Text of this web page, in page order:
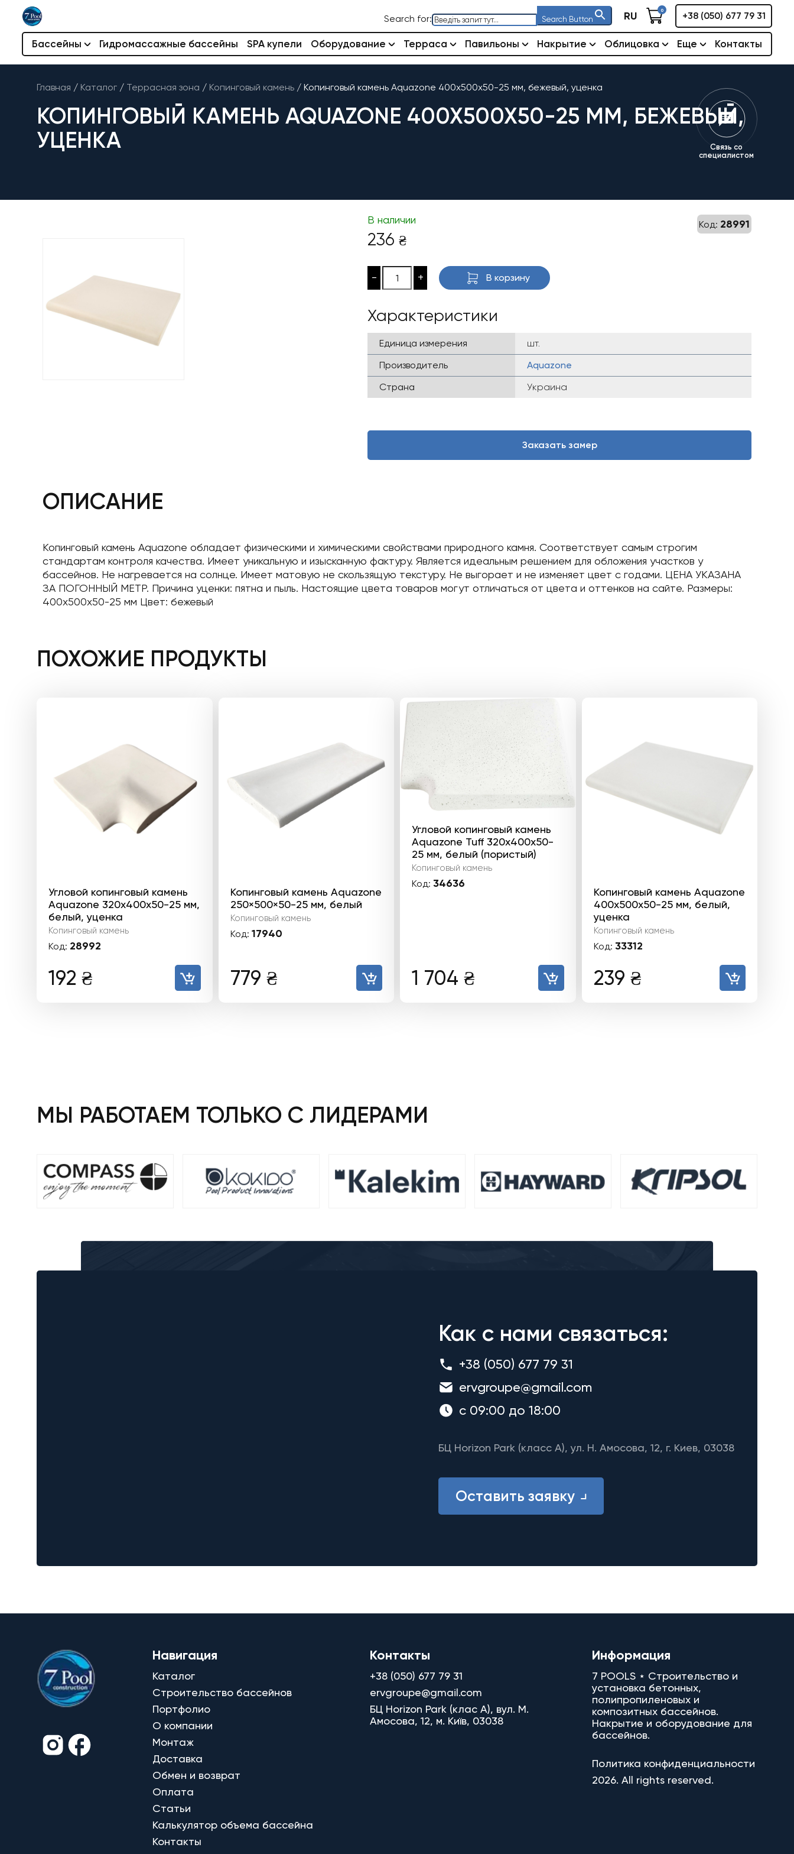
Search for: Search Button RU 0
+38 (050) 677 79 31
Бассейны Гидромассажные бассейны SPA купели Оборудование Терраса Павильоны Накрытие Облицовка Еще Контакты
Главная / Каталог / Террасная зона / Копинговый камень / Копинговый камень Aquazone 400x500x50-25 мм, бежевый, уценка
КОПИНГОВЫЙ КАМЕНЬ AQUAZONE 400X500X50-25 ММ, БЕЖЕВЫЙ,
УЦЕНКА
Связь со
специалистом
Код: 28991
В наличии
236 ₴
- + В корзину
Характеристики
Единица измерения
шт.
Производитель
Aquazone
Страна
Украина
Заказать замер
ОПИСАНИЕ
Копинговый камень Aquazone обладает физическими и химическими свойствами природного камня. Соответствует самым строгим
стандартам контроля качества. Имеет уникальную и изысканную фактуру. Является идеальным решением для обложения участков у
бассейнов. Не нагревается на солнце. Имеет матовую не скользящую текстуру. Не выгорает и не изменяет цвет с годами. ЦЕНА УКАЗАНА
ЗА ПОГОННЫЙ МЕТР. Причина уценки: пятна и пыль. Настоящие цвета товаров могут отличаться от цвета и оттенков на сайте. Размеры:
400x500x50-25 мм Цвет: бежевый
ПОХОЖИЕ ПРОДУКТЫ
Угловой копинговый камень
Aquazone 320x400x50-25 мм,
белый, уценка
Копинговый камень
Код: 28992
192 ₴
Копинговый камень Aquazone
250×500×50-25 мм, белый
Копинговый камень
Код: 17940
779 ₴
Угловой копинговый камень
Aquazone Tuff 320x400x50-
25 мм, белый (пористый)
Копинговый камень
Код: 34636
1 704 ₴
Копинговый камень Aquazone
400x500x50-25 мм, белый,
уценка
Копинговый камень
Код: 33312
239 ₴
МЫ РАБОТАЕМ ТОЛЬКО С ЛИДЕРАМИ
Как с нами связаться:
+38 (050) 677 79 31
ervgroupe@gmail.com
с 09:00 до 18:00
БЦ Horizon Park (класс A), ул. Н. Амосова, 12, г. Киев, 03038
Оставить заявку
Навигация
Каталог
Строительство бассейнов
Портфолио
О компании
Монтаж
Доставка
Обмен и возврат
Оплата
Статьи
Калькулятор объема бассейна
Контакты
Контакты
+38 (050) 677 79 31
ervgroupe@gmail.com
БЦ Horizon Park (клас A), вул. М.
Амосова, 12, м. Київ, 03038
Информация
7 POOLS ⋆ Строительство и
установка бетонных,
полипропиленовых и
композитных бассейнов.
Накрытие и оборудование для
бассейнов.
Политика конфиденциальности
2026. All rights reserved.